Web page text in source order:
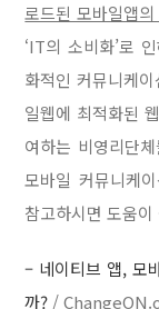
로드된 모바일앱
‘IT의 소비화’로
화적인 커뮤니케
일웹에 최적화된
여하는 비영리단
모바일 커뮤니케
참고하시면 도움
– 네이티브 앱, 모
까?/